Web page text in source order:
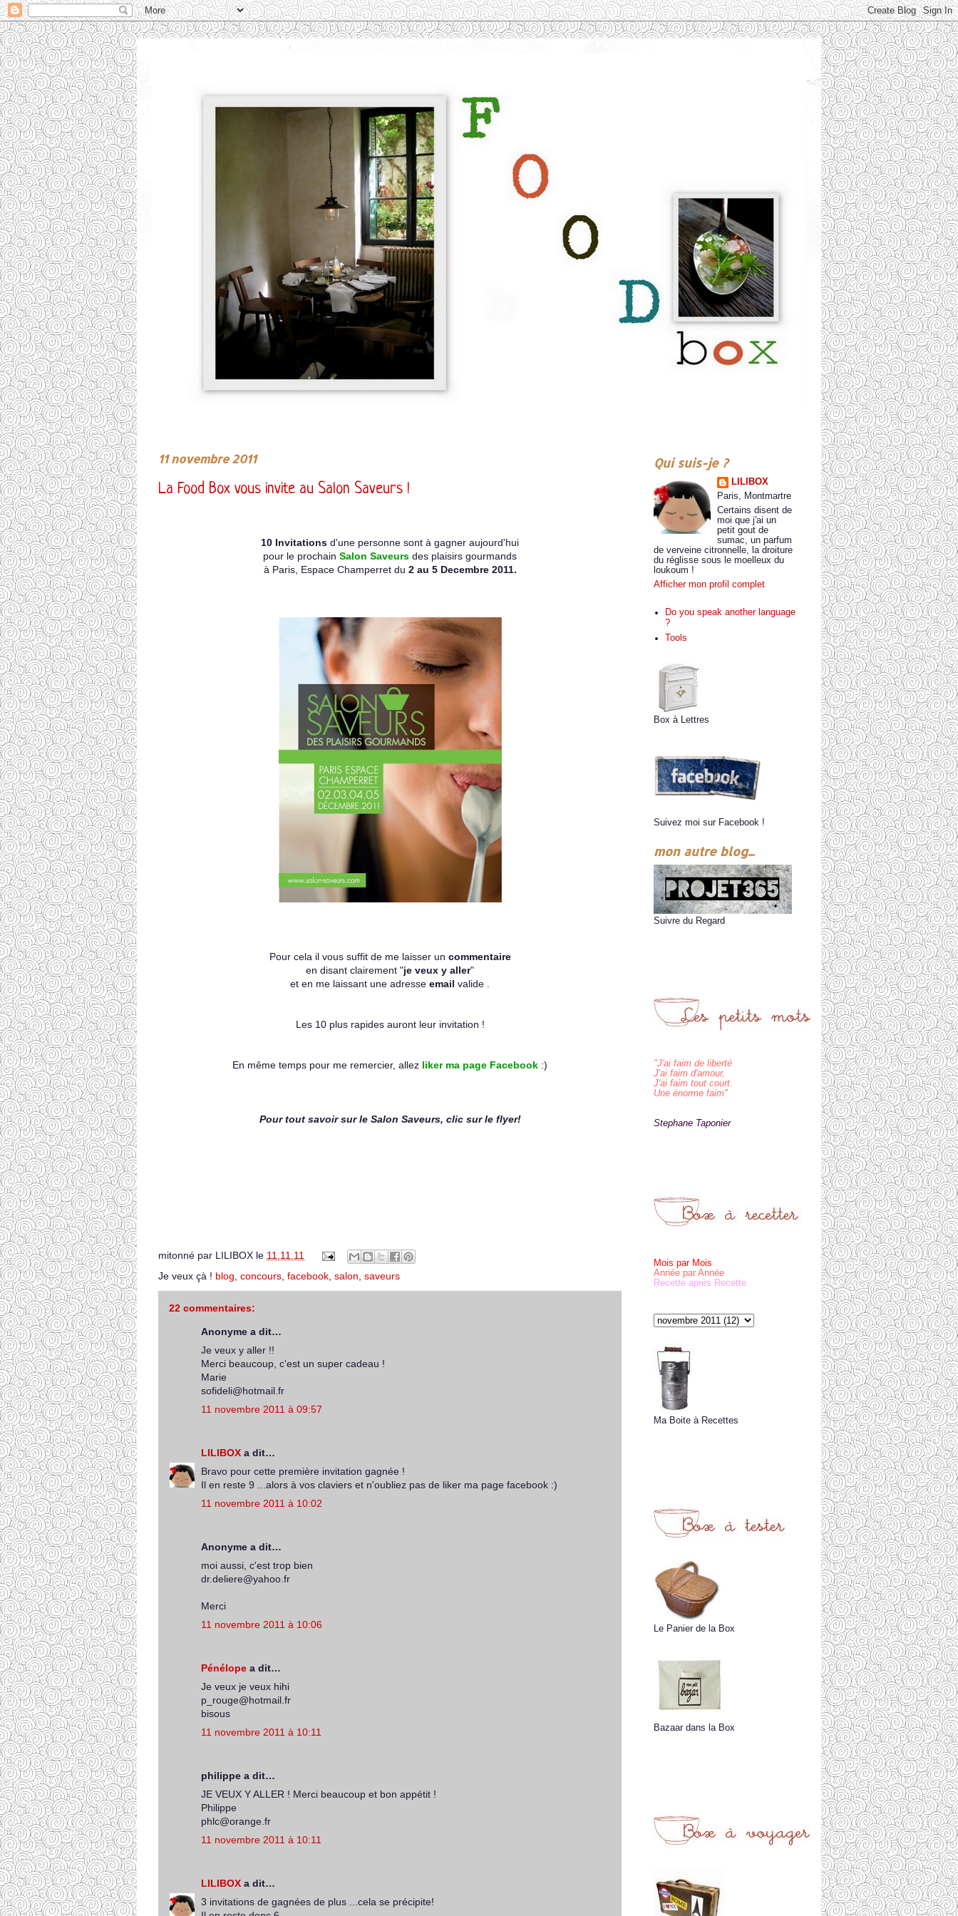
11 novembre 2011
La Food Box vous invite au Salon Saveurs !
10 Invitations d'une personne sont à gagner aujourd'hui
pour le prochain Salon Saveurs des plaisirs gourmands
à Paris, Espace Champerret du 2 au 5 Decembre 2011.
Pour cela il vous suffit de me laisser un commentaire
en disant clairement "je veux y aller"
et en me laissant une adresse email valide .
Les 10 plus rapides auront leur invitation !
En même temps pour me remercier, allez liker ma page Facebook :)
Pour tout savoir sur le Salon Saveurs, clic sur le flyer!
mitonné par LILIBOX le 11.11.11
Je veux çà ! blog concours facebook salon saveurs
22 commentaires:
Anonyme a dit…
Je veux y aller !!
Merci beaucoup, c'est un super cadeau !
Marie
sofideli@hotmail.fr
11 novembre 2011 à 09:57
LILIBOX a dit…
Bravo pour cette première invitation gagnée !
Il en reste 9 ...alors à vos claviers et n'oubliez pas de liker ma page facebook :)
11 novembre 2011 à 10:02
Anonyme a dit…
moi aussi, c'est trop bien
dr.deliere@yahoo.fr
Merci
11 novembre 2011 à 10:06
Pénélope a dit…
Je veux je veux hihi
p_rouge@hotmail.fr
bisous
11 novembre 2011 à 10:11
philippe a dit…
JE VEUX Y ALLER ! Merci beaucoup et bon appétit !
Philippe
phlc@orange.fr
11 novembre 2011 à 10:11
LILIBOX a dit…
3 invitations de gagnées de plus ...cela se précipite!
Qui suis-je ?
LILIBOX
Paris, Montmartre
Certains disent de
moi que j'ai un
petit gout de
sumac, un parfum
de verveine citronnelle, la droiture
du réglisse sous le moelleux du
loukoum !
Afficher mon profil complet
Do you speak another language
?
Tools
Box à Lettres
Suivez moi sur Facebook !
mon autre blog...
Suivre du Regard
"J'ai faim de liberté
J'ai faim d'amour,
J'ai faim tout court.
Une énorme faim"
Stephane Taponier
Mois par Mois
Année par Année
Recette après Recette
Ma Boite à Recettes
Le Panier de la Box
Bazaar dans la Box